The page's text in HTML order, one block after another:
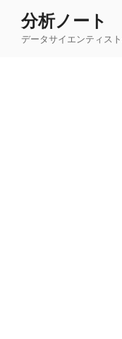
分析ノート
データサイエンティス